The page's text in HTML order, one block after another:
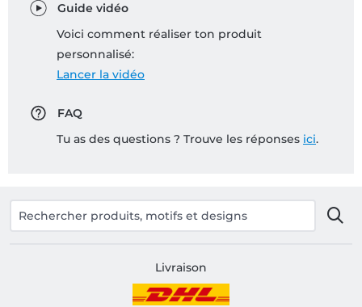
Guide vidéo
Voici comment réaliser ton produit
personnalisé:
Lancer la vidéo
FAQ
Tu as des questions ? Trouve les réponses ici.
Livraison